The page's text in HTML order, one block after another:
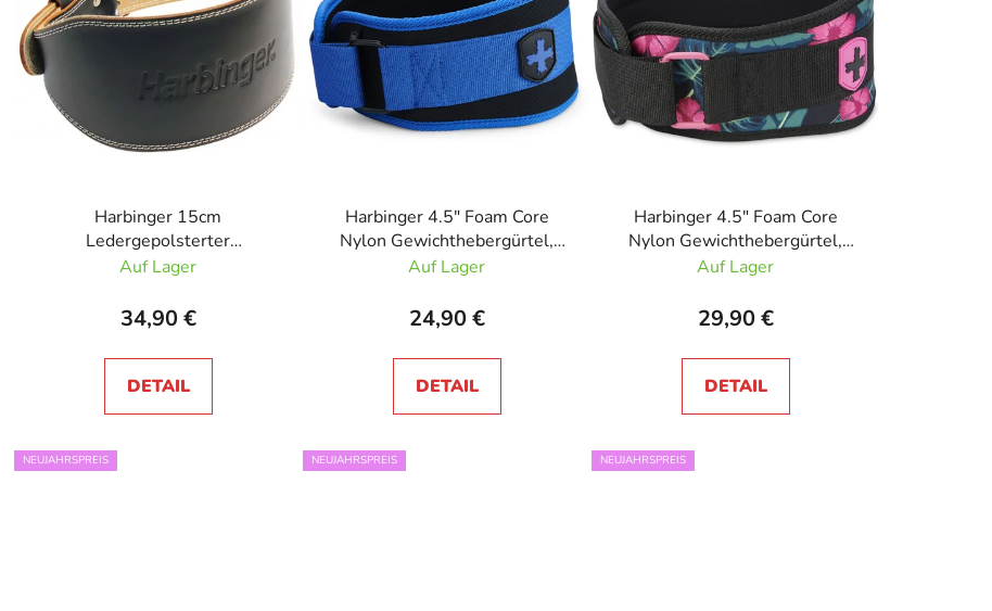
o
r
t
e
d
e
Harbinger 15cm
Ledergepolsterter
Gewichthebergürtel 6"
Auf Lager
34,90 €
DETAIL
Harbinger 4.5" Foam Core
Nylon Gewichthebergürtel,
Unisex Blau
Auf Lager
24,90 €
DETAIL
Harbinger 4.5" Foam Core
Nylon Gewichthebergürtel,
Unisex Floral
Auf Lager
29,90 €
DETAIL
NEUJAHRSPREIS NEUJAHRSPREIS NEUJAHRSPREIS